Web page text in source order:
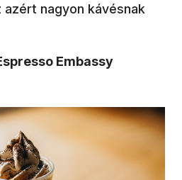
nagyon kávésnak
Embassy